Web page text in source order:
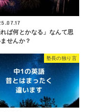
れば何とかなる」なんて思
せんか？
塾長の独り言